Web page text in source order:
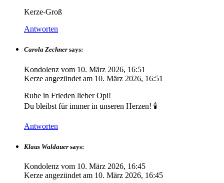
Kerze-Groß
Antworten
Carola Zechner says:
Kondolenz vom 10. März 2026, 16:51
Kerze angezündet am 10. März 2026, 16:51
Ruhe in Frieden lieber Opi!
Du bleibst für immer in unseren Herzen! 🕯
Antworten
Klaus Waldauer says:
Kondolenz vom 10. März 2026, 16:45
Kerze angezündet am 10. März 2026, 16:45